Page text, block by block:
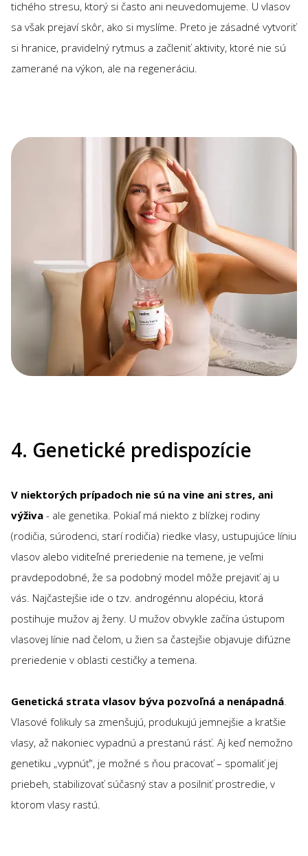
tichého stresu, ktorý si často ani neuvedomujeme. U vlasov
sa však prejaví skôr, ako si myslíme. Preto je zásadné vytvoriť
si hranice, pravidelný rytmus a začleniť aktivity, ktoré nie sú
zamerané na výkon, ale na regeneráciu.
4. Genetické predispozície
V niektorých prípadoch nie sú na vine ani stres, ani
výživa - ale genetika. Pokiaľ má niekto z blízkej rodiny
(rodičia, súrodenci, starí rodičia) riedke vlasy, ustupujúce líniu
vlasov alebo viditeľné preriedenie na temene, je veľmi
pravdepodobné, že sa podobný model môže prejaviť aj u
vás. Najčastejšie ide o tzv. androgénnu alopéciu, ktorá
postihuje mužov aj ženy. U mužov obvykle začína ústupom
vlasovej línie nad čelom, u žien sa častejšie objavuje difúzne
preriedenie v oblasti cestičky a temena.
Genetická strata vlasov býva pozvoľná a nenápadná
Vlasové folikuly sa zmenšujú, produkujú jemnejšie a kratšie
vlasy, až nakoniec vypadnú a prestanú rásť. Aj keď nemožno
genetiku „vypnúť“, je možné s ňou pracovať – spomaliť jej
priebeh, stabilizovať súčasný stav a posilniť prostredie, v
ktorom vlasy rastú.